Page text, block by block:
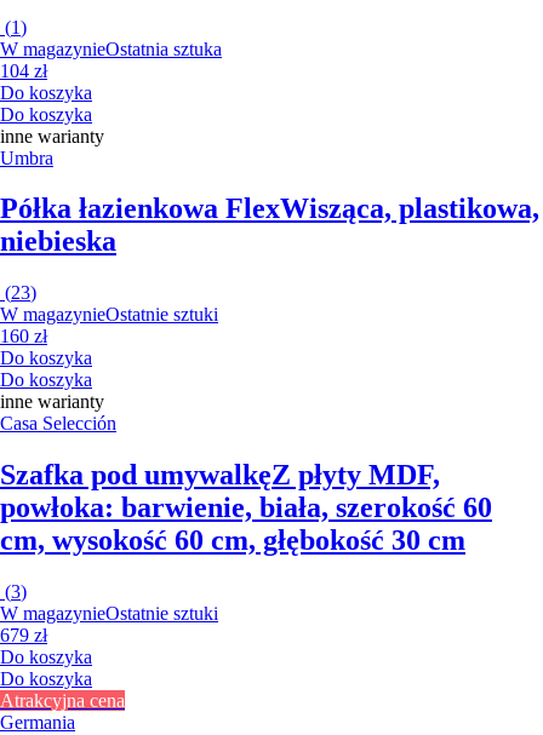
(1)
W magazynieOstatnia sztuka
104 zł
Do koszyka
Do koszyka
inne warianty
Umbra
Półka łazienkowa FlexWisząca, plastikowa,
niebieska
(23)
W magazynieOstatnie sztuki
160 zł
Do koszyka
Do koszyka
inne warianty
Casa Selección
Szafka pod umywalkęZ płyty MDF,
powłoka: barwienie, biała, szerokość 60
cm, wysokość 60 cm, głębokość 30 cm
(3)
W magazynieOstatnie sztuki
679 zł
Do koszyka
Do koszyka
Atrakcyjna cena
Germania